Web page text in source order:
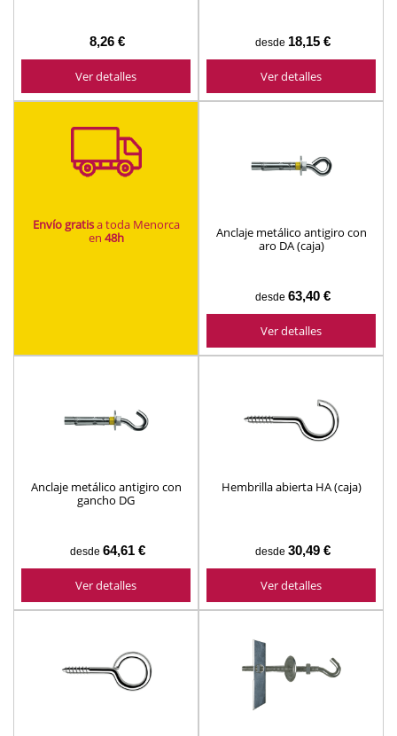
8,26 €
Ver detalles
desde 18,15 €
Ver detalles
Envío gratisa toda Menorca
en 48h
Anclaje metálico antigiro con
aro DA (caja)
desde 63,40 €
Ver detalles
Anclaje metálico antigiro con
gancho DG
desde 64,61 €
Ver detalles
Hembrilla abierta HA (caja)
desde 30,49 €
Ver detalles